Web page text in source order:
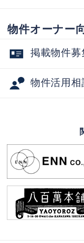
物件オーナー
掲載物件募
物件活用